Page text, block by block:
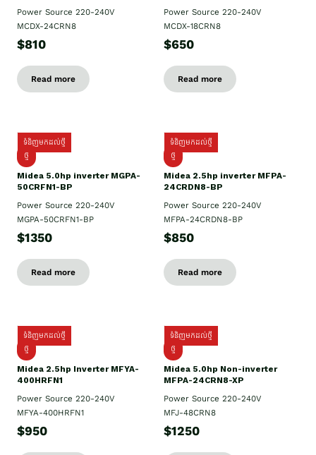
Power Source 220-240V
MCDX-24CRN8
$810
Read more
Power Source 220-240V
MCDX-18CRN8
$650
Read more
ទំនិញមកដល់ថ្មី
ថ្មី
Midea 5.0hp inverter MGPA-
50CRFN1-BP
Power Source 220-240V
MGPA-50CRFN1-BP
$1350
Read more
ទំនិញមកដល់ថ្មី
ថ្មី
Midea 2.5hp​ inverter MFPA-
24CRDN8-BP
Power Source 220-240V
MFPA-24CRDN8-BP
$850
Read more
ទំនិញមកដល់ថ្មី
ថ្មី
Midea 2.5hp Inverter MFYA-
400HRFN1
Power Source 220-240V
MFYA-400HRFN1
$950
ទំនិញមកដល់ថ្មី
ថ្មី
Midea 5.0hp Non-inverter
MFPA-24CRN8-XP
Power Source 220-240V
MFJ-48CRN8
$1250